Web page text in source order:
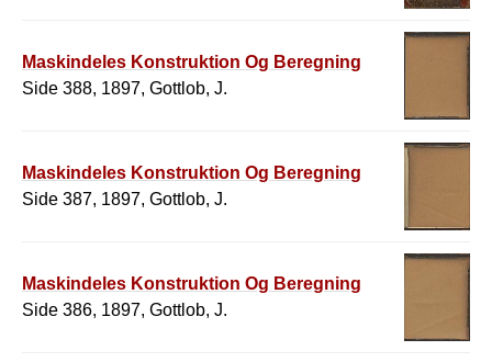
Maskindeles Konstruktion Og Beregning
Side 388, 1897, Gottlob, J.
Maskindeles Konstruktion Og Beregning
Side 387, 1897, Gottlob, J.
Maskindeles Konstruktion Og Beregning
Side 386, 1897, Gottlob, J.